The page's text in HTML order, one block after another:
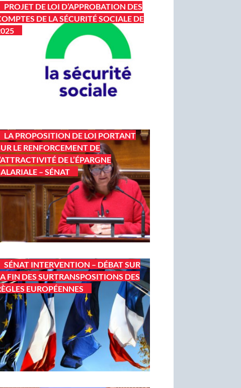
PROJET DE LOI D’APPROBATION DES
DE LA SÉCURITÉ SOCIALE DE
LA PROPOSITION DE LOI PORTANT
LE RENFORCEMENT DE
DE L’ÉPARGNE
– SÉNAT
SÉNAT INTERVENTION – DÉBAT SUR
FIN DES SURTRANSPOSITIONS DES
EUROPÉENNES